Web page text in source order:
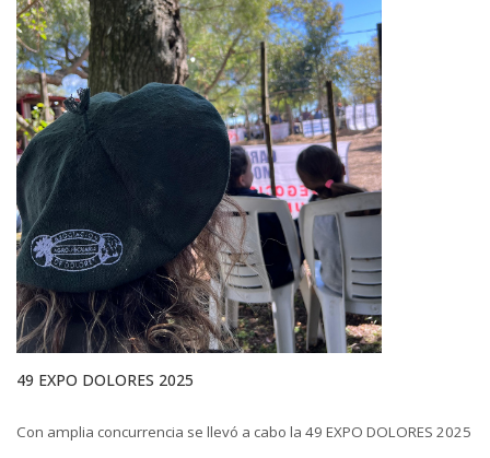
49 EXPO DOLORES 2025
Con amplia concurrencia se llevó a cabo la 49 EXPO DOLORES 2025